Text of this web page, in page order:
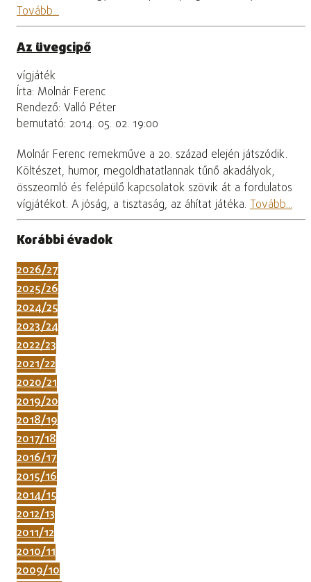
Tovább...
Az üvegcipő
vígjáték
Írta: Molnár Ferenc
Rendező: Valló Péter
bemutató: 2014. 05. 02. 19:00
Molnár Ferenc remekműve a 20. század elején játszódik.
Költészet, humor, megoldhatatlannak tűnő akadályok,
összeomló és felépülő kapcsolatok szövik át a fordulatos
vígjátékot. A jóság, a tisztaság, az áhítat játéka. Tovább...
Korábbi évadok
2026/27
2025/26
2024/25
2023/24
2022/23
2021/22
2020/21
2019/20
2018/19
2017/18
2016/17
2015/16
2014/15
2012/13
2011/12
2010/11
2009/10